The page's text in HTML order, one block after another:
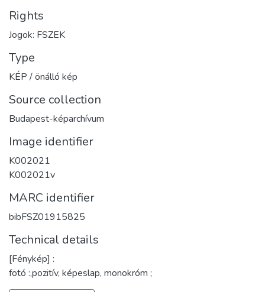
Rights
Jogok: FSZEK
Type
KÉP / önálló kép
Source collection
Budapest-képarchívum
Image identifier
K002021
K002021v
MARC identifier
bibFSZ01915825
Technical details
[Fénykép] :
fotó :,pozitív, képeslap, monokróm ;